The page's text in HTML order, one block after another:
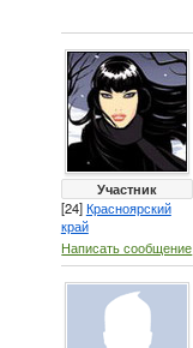
Участник
[24]Красноярский
край
Написать сообщение